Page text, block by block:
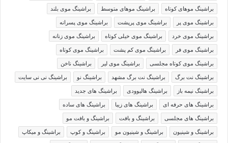
براشینگ موهای کوتاه براشینگ موهای متوسط براشینگ موی بلند
براشینگ موی پر براشینگ موی پرپشت براشینگ موی پسرانه
براشینگ موی خرد براشینگ موی خیلی کوتاه براشینگ موی زنانه
براشینگ موی فر براشینگ موی کم پشت براشینگ موی کوتاه
براشینگ موی کوتاه مجلسی براشینگ موی لیر براشینگ ناخن
براشینگ نت برگ براشینگ نت برگ مشهد براشینگ نو براشینگ نی نی سایت
براشینگ نیمه باز براشینگ هالیوودی براشینگ های جدید
براشینگ های حرفه ای براشینگ های زیبا براشینگ های ساده
براشینگ های مجلسی براشینگ و بافت براشینگ و بافت مو
براشینگ و شینیون براشینگ و شینیون مو براشینگ و کوپ براشینگ و میکاپ